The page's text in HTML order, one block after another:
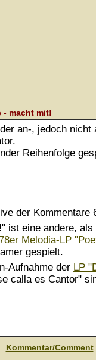
- macht mit!
an-, jedoch nicht
Reihenfolge
der Kommentare
ist eine andere, als
Melodia-LP
gespielt.
Aufnahme der LP
calla es Cantor"
Kommentar/Comment